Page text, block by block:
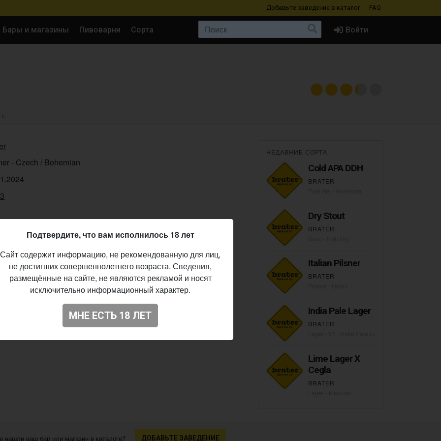
Добавьте заведение в каталог FAQ
Бары и магазины Пивоварни Сорта Войти
- Czech / Bohemian
НЕДАВНИЕ СОРТА
Cold APA DDH
BRATER
Dry Stout
BRATER
Italian Pilsner
BRATER
India Pale Lager
BRATER
Lime Lager X
Cegla
BRATER
нашли ваш бар или магазин в каталоге? ДОБАВЬТЕ ЗАВЕДЕНИЕ
Подтвердите, что вам исполнилось 18 лет
Сайт содержит информацию, не рекомендованную для лиц,
не достигших совершеннолетнего возраста. Сведения,
размещённые на сайте, не являются рекламой и носят
исключительно информационный характер.
МНЕ ЕСТЬ 18 ЛЕТ